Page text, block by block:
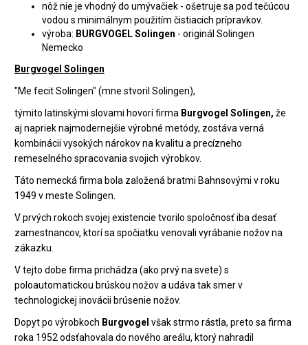
nôž nie je vhodný do umývačiek - ošetruje sa pod tečúcou
vodou s minimálnym použitím čistiacich prípravkov.
výroba: BURGVOGEL Solingen - originál Solingen
Nemecko
Burgvogel Solingen
"Me fecit Solingen" (mne stvoril Solingen),
týmito latinskými slovami hovorí firma Burgvogel Solingen, že
aj napriek najmodernejšie výrobné metódy, zostáva verná
kombinácii vysokých nárokov na kvalitu a precízneho
remeselného spracovania svojich výrobkov.
Táto nemecká firma bola založená bratmi Bahnsovými v roku
1949 v meste Solingen.
V prvých rokoch svojej existencie tvorilo spoločnosť iba desať
zamestnancov, ktorí sa spočiatku venovali vyrábanie nožov na
zákazku.
V tejto dobe firma prichádza (ako prvý na svete) s
poloautomatickou brúskou nožov a udáva tak smer v
technologickej inovácii brúsenie nožov.
Dopyt po výrobkoch Burgvogel však strmo rástla, preto sa firma
roka 1952 odsťahovala do nového areálu, ktorý nahradil